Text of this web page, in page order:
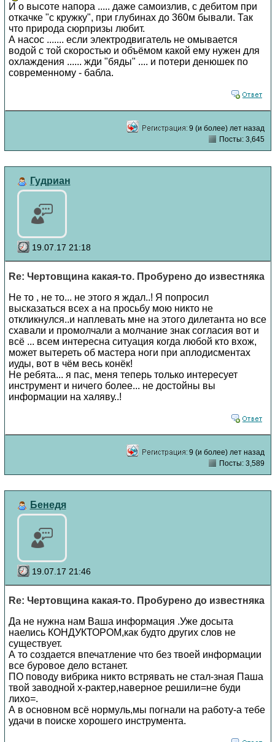
И о высоте напора ..... даже самоизлив, с дебитом при
откачке "с кружку", при глубинах до 360м бывали. Так
что природа сюрпризы любит.
А насос ....... если электродвигатель не омывается
водой с той скоростью и объёмом какой ему нужен для
охлаждения ...... жди "бяды" .... и потери денюшек по
современному - бабла.
9 (и более) лет назад
Посты: 3,645
Гудриан
19.07.17 21:18
Re: Чертовщина какая-то. Пробурено до известняка
Не то , не то... не этого я ждал..! Я попросил
высказаться всех а на просьбу мою никто не
откликнулся..и наплевать мне на этого дилетанта но все
схавали и промолчали а молчание знак согласия вот и
всё ... всем интересна ситуация когда любой кто вхож,
может вытереть об мастера ноги при аплодисментах
иуды, вот в чём весь конёк!
Не ребята... я пас, меня теперь только интересует
инструмент и ничего более... не достойны вы
информации на халяву..!
9 (и более) лет назад
Посты: 3,589
Бенедя
19.07.17 21:46
Re: Чертовщина какая-то. Пробурено до известняка
Да не нужна нам Ваша информация .Уже досыта
наелись КОНДУКТОРОМ,как будто других слов не
существует.
А то создается впечатление что без твоей информации
все буровое дело встанет.
ПО поводу вибрика никто встрявать не стал-зная Паша
твой заводной х-рактер,наверное решили=не буди
лихо=.
А в основном всё нормуль,мы погнали на работу-а тебе
удачи в поиске хорошего инструмента.